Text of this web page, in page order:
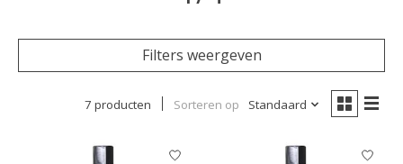
Filters weergeven
7 producten Sorteren op Standaard